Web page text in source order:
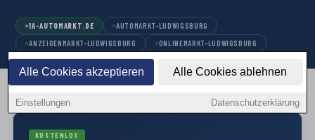
Alle Cookies akzeptieren Alle Cookies ablehnen
Einstellungen Datenschutzerklärung
1A-AUTOMARKT.DE
AUTOMARKT-LUDWIGSBURG
ANZEIGENMARKT-LUDWIGSBURG
ONLINEMARKT-LUDWIGSBURG
KOSTENLOS